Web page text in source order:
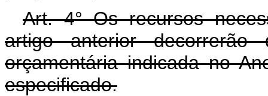
Art. 4° Os recursos
artigo anterior
orçamentária indicada no
especificado.